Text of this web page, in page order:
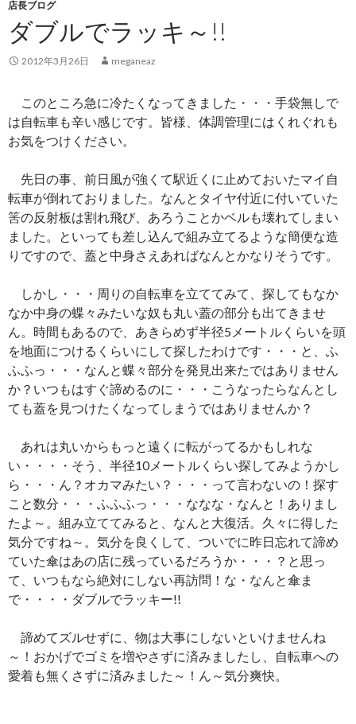
店長ブログ
ダブルでラッキ～!!
2012年3月26日 meganeaz
このところ急に冷たくなってきました・・・手袋無しで
は自転車も辛い感じです。皆様、体調管理にはくれぐれも
お気をつけください。
先日の事、前日風が強くて駅近くに止めておいたマイ自
転車が倒れておりました。なんとタイヤ付近に付いていた
筈の反射板は割れ飛び、あろうことかベルも壊れてしまい
ました。といっても差し込んで組み立てるような簡便な造
りですので、蓋と中身さえあればなんとかなりそうです。
しかし・・・周りの自転車を立ててみて、探してもなか
なか中身の蝶々みたいな奴も丸い蓋の部分も出てきませ
ん。時間もあるので、あきらめず半径5メートルくらいを頭
を地面につけるくらいにして探したわけです・・・と、ふ
ふふっ・・・なんと蝶々部分を発見出来たではありません
か？いつもはすぐ諦めるのに・・・こうなったらなんとし
ても蓋を見つけたくなってしまうではありませんか？
あれは丸いからもっと遠くに転がってるかもしれな
い・・・・そう、半径10メートルくらい探してみようかし
ら・・・ん？オカマみたい？・・・って言わないの！探す
こと数分・・・ふふふっ・・・ななな・なんと！ありまし
たよ～。組み立ててみると、なんと大復活。久々に得した
気分ですね～。気分を良くして、ついでに昨日忘れて諦め
ていた傘はあの店に残っているだろうか・・・？と思っ
て、いつもなら絶対にしない再訪問！な・なんと傘ま
で・・・・ダブルでラッキー!!
諦めてズルせずに、物は大事にしないといけませんね
～！おかげでゴミを増やさずに済みましたし、自転車への
愛着も無くさずに済みました～！ん～気分爽快。